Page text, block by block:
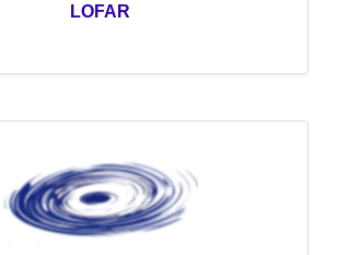
LOFAR